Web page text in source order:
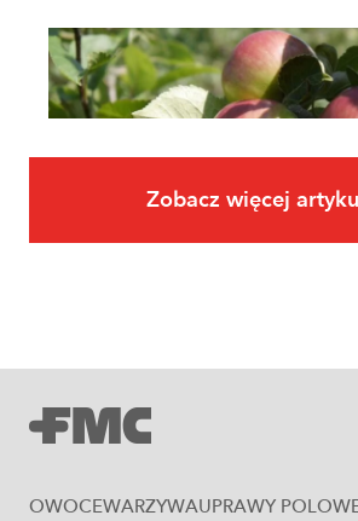
Zobacz więcej
OWOCEWARZYWAUPRAWY